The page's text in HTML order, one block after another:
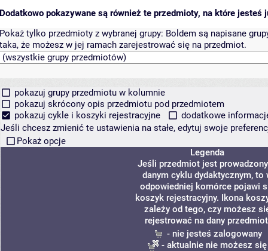
Dodatkowo pokazywane są również te przedmioty, na które jesteś
Pokaż tylko przedmioty z wybranej grupy: Boldem są napisane
taka, że możesz w jej ramach zarejestrować się na przedmiot.
pokazuj grupy przedmiotu w kolumnie
pokazuj skrócony opis przedmiotu pod przedmiotem
pokazuj cykle i koszyki rejestracyjne
dodatkowe
Jeśli chcesz zmienić te ustawienia na stałe, edytuj swoje
Pokaż opcje
Legenda
Jeśli przedmiot jest
danym cyklu dydaktycznym, to
odpowiedniej komórce pojawi
koszyk rejestracyjny. Ikona
zależy od tego, czy możesz
rejestrować na dany
- nie jesteś zalogowany
- aktualnie nie możesz się